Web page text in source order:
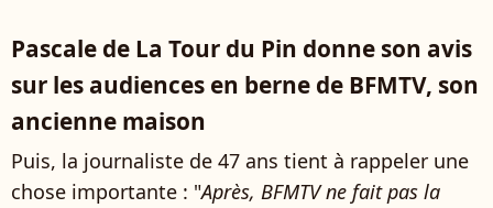
Pascale de La Tour du Pin donne son avis
sur les audiences en berne de BFMTV, son
ancienne maison
Puis, la journaliste de 47 ans tient à rappeler une
chose importante : "Après, BFMTV ne fait pas la